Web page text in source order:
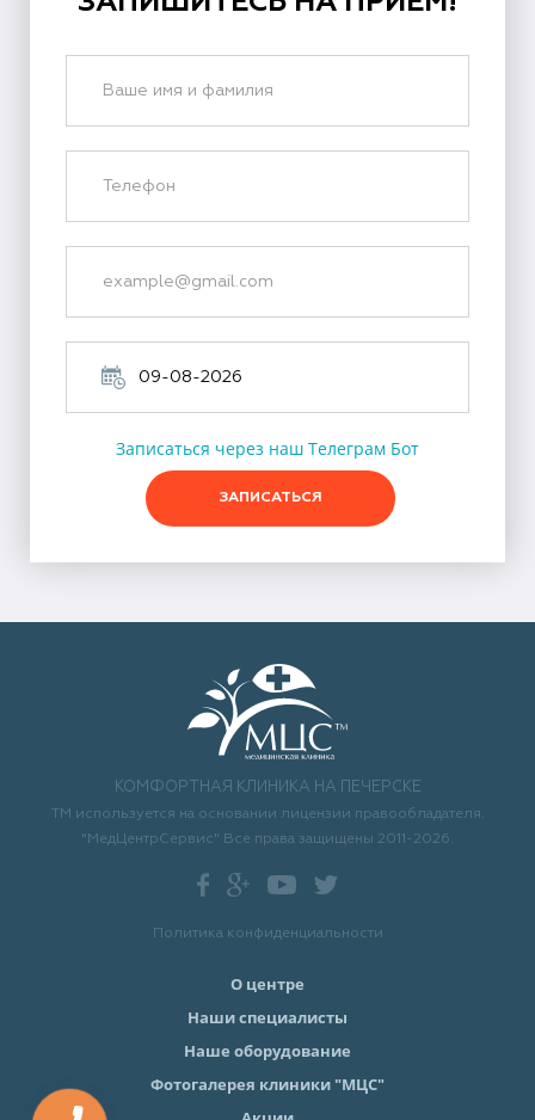
Записаться через наш Телеграм Бот
ЗАПИСАТЬСЯ
КОМФОРТНАЯ КЛИНИКА НА ПЕЧЕРСКЕ
ТМ используется на основании лицензии правообладателя.
"МедЦентрСервис" Все права защищены 2011-2026.
Политика конфиденциальности
О центре
Наши специалисты
Наше оборудование
Фотогалерея клиники "МЦС"